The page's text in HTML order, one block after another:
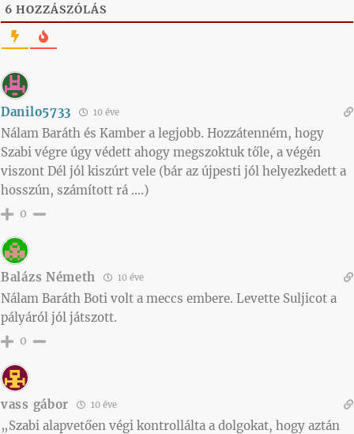
6 HOZZÁSZÓLÁS
Danilo5733 10 éve
Nálam Baráth és Kamber a legjobb. Hozzátenném, hogy
Szabi végre úgy védett ahogy megszoktuk tőle, a végén
viszont Dél jól kiszúrt vele (bár az újpesti jól helyezkedett a
hosszún, számított rá ….)
0
Balázs Németh 10 éve
Nálam Baráth Boti volt a meccs embere. Levette Suljicot a
pályáról jól játszott.
0
vass gábor 10 éve
„Szabi alapvetően végi kontrollálta a dolgokat, hogy aztán